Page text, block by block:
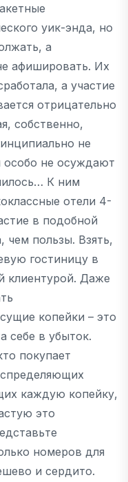
уик-энда, но
а
афишировать. Их
а участие
отрицательно
собственно,
не
особо не осуждают
К ним
отели 4-
в подобной
чем пользы. Взять,
гостиницу в
клиентурой. Даже
копейки – это
себе в убыток.
покупает
каждую копейку,
это
номеров для
и сердито.